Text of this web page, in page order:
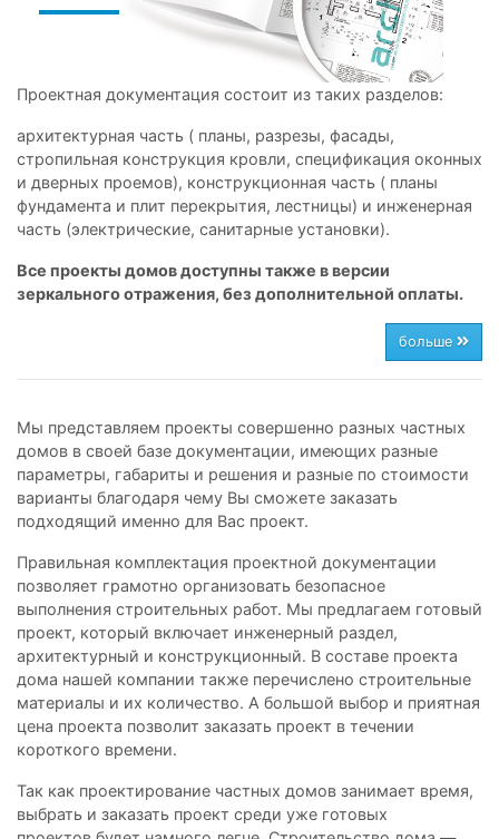
Проектная документация состоит из таких разделов:
архитектурная часть ( планы, разрезы, фасады,
стропильная конструкция кровли, спецификация оконных
и дверных проемов), конструкционная часть ( планы
фундамента и плит перекрытия, лестницы) и инженерная
часть (электрические, санитарные установки).
Все проекты домов доступны также в версии
зеркального отражения, без дополнительной оплаты.
больше
Мы представляем проекты совершенно разных частных
домов в своей базе документации, имеющих разные
параметры, габариты и решения и разные по стоимости
варианты благодаря чему Вы сможете заказать
подходящий именно для Вас проект.
Правильная комплектация проектной документации
позволяет грамотно организовать безопасное
выполнения строительных работ. Мы предлагаем готовый
проект, который включает инженерный раздел,
архитектурный и конструкционный. В составе проекта
дома нашей компании также перечислено строительные
материалы и их количество. А большой выбор и приятная
цена проекта позволит заказать проект в течении
короткого времени.
Так как проектирование частных домов занимает время,
выбрать и заказать проект среди уже готовых